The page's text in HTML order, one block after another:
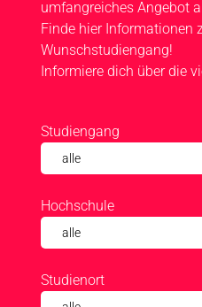
umfangreiches Angebot
Finde hier Informationen
Wunschstudiengang!
Informiere dich über die
Studiengang
Hochschule
Studienort